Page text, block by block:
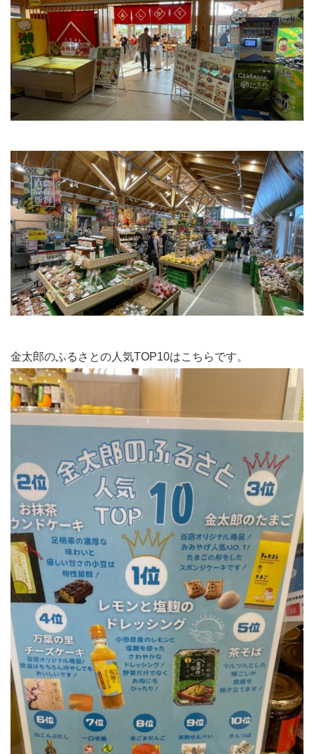
金太郎のふるさとの人気TOP10はこちらです。